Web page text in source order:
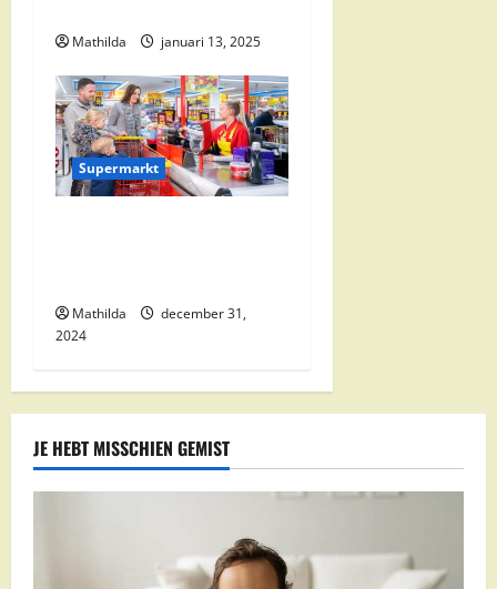
Mathilda januari 13, 2025
Supermarkt
Mathilda
december 31,
2024
JE HEBT MISSCHIEN GEMIST